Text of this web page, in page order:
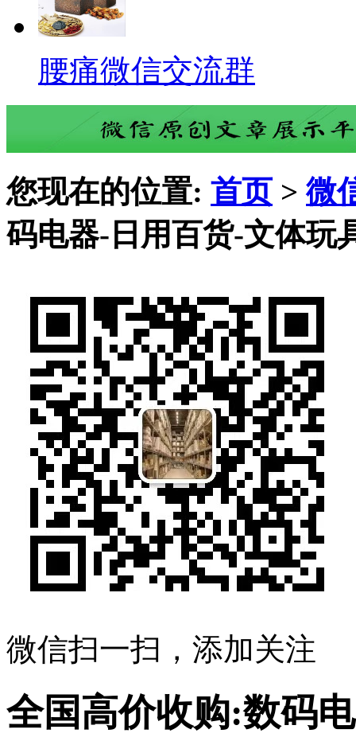
腰痛微信交流群
您现在的位置: 首页 >微
码电器-日用百货-文体玩
微信扫一扫，添加关注
全国高价收购:数码